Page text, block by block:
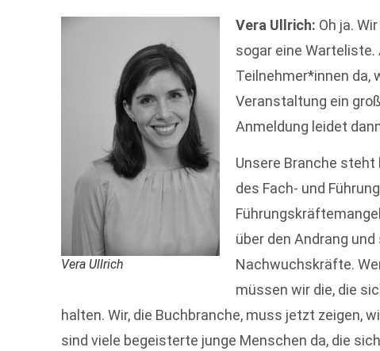
Vera Ullrich
Vera Ullrich: Oh ja.
sogar eine Warteliste.
Teilnehmer*innen da,
Veranstaltung ein
Anmeldung leidet
Unsere Branche
des Fach- und
über den Andrang
Nachwuchskräfte.
müssen wir die, die
halten. Wir, die Buchbranche, muss jetzt zeigen,
sind viele begeisterte junge Menschen da, die